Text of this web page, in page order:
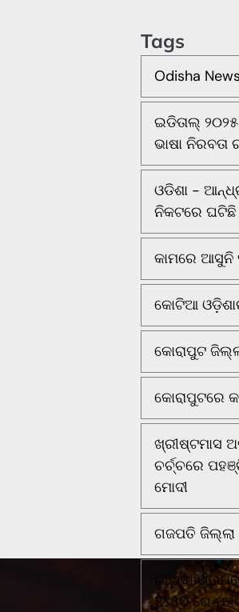
Tags
Odisha News
ଇଡିତାଲ୍
ଭାଷା ନିରବତା
ଓଡିଶା -
ନିକଟରେ ଘଟିଛି
କାମରେ
କୋଟିଆ
କୋରାପୁଟ
କୋରାପୁଟରେ
ଖ୍ରୀଷ୍ଟମାସ
ଚର୍ଚ୍ଚରେ
ମୋଦୀ
ଗଜପତି ଜିଲ୍ଲା
ଗାଇବା
12.30 ରେ